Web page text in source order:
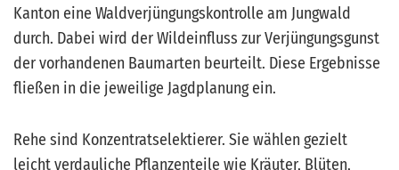
Kanton eine Waldverjüngungskontrolle am Jungwald
durch. Dabei wird der Wildeinfluss zur Verjüngungsgunst
der vorhandenen Baumarten beurteilt. Diese Ergebnisse
fließen in die jeweilige Jagdplanung ein.
Rehe sind Konzentratselektierer. Sie wählen gezielt
leicht verdauliche Pflanzenteile wie Kräuter, Blüten,